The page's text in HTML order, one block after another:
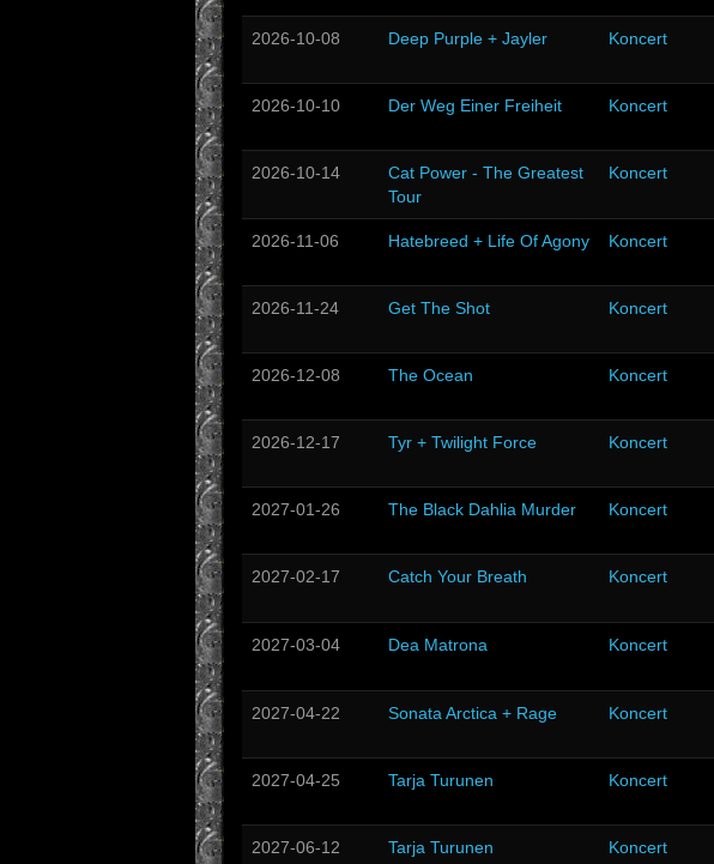
2026-10-08 Deep Purple + Jayler Koncert
2026-10-10 Der Weg Einer Freiheit Koncert
2026-10-14
Cat Power - The Greatest
Tour
Koncert
2026-11-06 Hatebreed + Life Of Agony Koncert
2026-11-24 Get The Shot Koncert
2026-12-08 The Ocean Koncert
2026-12-17 Tyr + Twilight Force Koncert
2027-01-26 The Black Dahlia Murder Koncert
2027-02-17 Catch Your Breath Koncert
2027-03-04 Dea Matrona Koncert
2027-04-22 Sonata Arctica + Rage Koncert
2027-04-25 Tarja Turunen Koncert
2027-06-12 Tarja Turunen Koncert